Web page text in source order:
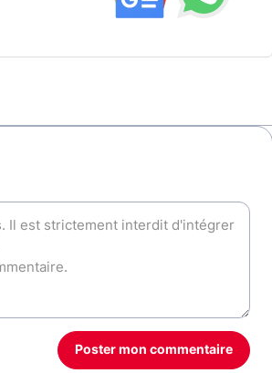
Poster mon commentaire